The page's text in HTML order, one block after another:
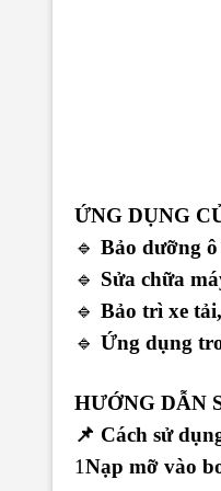
ỨNG DỤNG
🔹 Bảo dưỡng
🔹 Sửa chữa
🔹 Bảo trì xe
🔹 Ứng dụng
HƯỚNG DẪN
📌 Cách sử
1️Nạp mỡ vào